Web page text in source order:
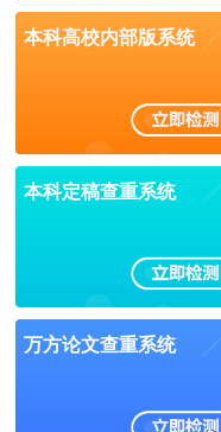
本科高校内部版系统
本科定稿查重系统
万方论文查重系统